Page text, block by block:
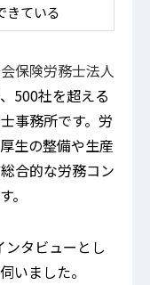
きている
保険労務士法人
500社を超える
事務所です。労
生の整備や生産
合的な労務コン
。
タビューとし
いました。